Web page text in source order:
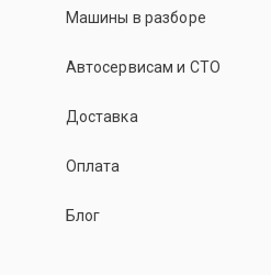
Машины в разборе
Автосервисам и СТО
Доставка
Оплата
Блог